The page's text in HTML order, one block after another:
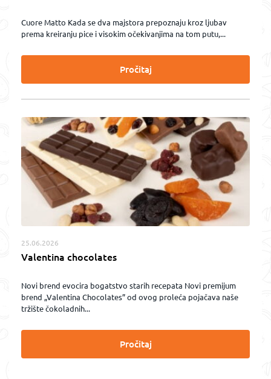
Cuore Matto Kada se dva majstora prepoznaju kroz ljubav
prema kreiranju pice i visokim očekivanjima na tom putu,...
Pročitaj
25.06.2026
Valentina chocolates
Novi brend evocira bogatstvo starih recepata Novi premijum
brend „Valentina Chocolates” od ovog proleća pojačava naše
tržište čokoladnih...
Pročitaj